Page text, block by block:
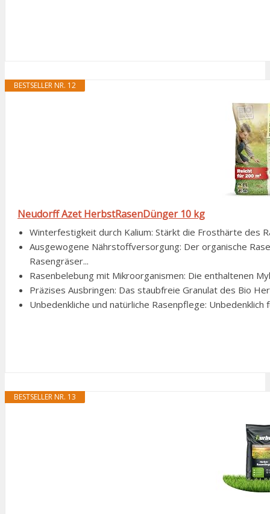
BESTSELLER NR. 12
Neudorff Azet HerbstRasenDünger 10 kg
Winterfestigkeit durch Kalium: Stärkt die Frosthärte des
Ausgewogene Nährstoffversorgung: Der organische
Rasengräser...
Rasenbelebung mit Mikroorganismen: Die enthaltenen
Präzises Ausbringen: Das staubfreie Granulat des Bio
Unbedenkliche und natürliche Rasenpflege:
BESTSELLER NR. 13